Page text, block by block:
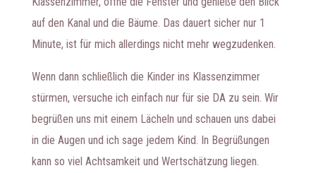
auf den Kanal und die Bäume. Das dauert sicher nur 1
Minute, ist für mich allerdings nicht mehr wegzudenken.
Wenn dann schließlich die Kinder ins Klassenzimmer
stürmen, versuche ich einfach nur für sie DA zu sein. Wir
begrüßen uns mit einem Lächeln und schauen uns dabei
in die Augen und ich sage jedem Kind. In Begrüßungen
kann so viel Achtsamkeit und Wertschätzung liegen.